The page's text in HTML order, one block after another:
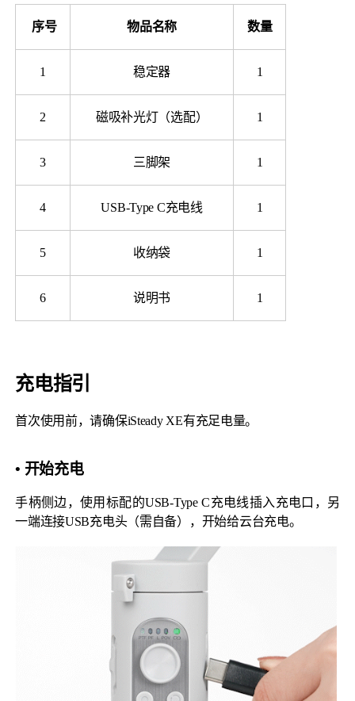
麦克风
MIC-01
序号 物品名称 数量
1 稳定器 1
2 磁吸补光灯（选配） 1
3 三脚架 1
4 USB-Type C充电线 1
5 收纳袋 1
6 说明书 1
充电指引
首次使用前，请确保iSteady XE有充足电量。
• 开始充电
手柄侧边，使用标配的USB-Type C充电线插入充电口，另
一端连接USB充电头（需自备），开始给云台充电。